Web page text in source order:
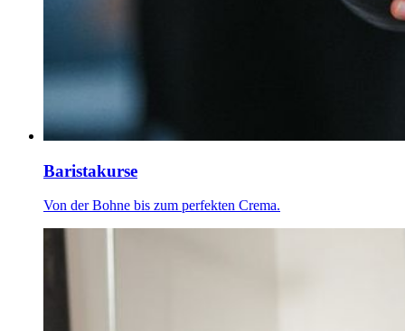
Baristakurse
Von der Bohne bis zum perfekten Crema.